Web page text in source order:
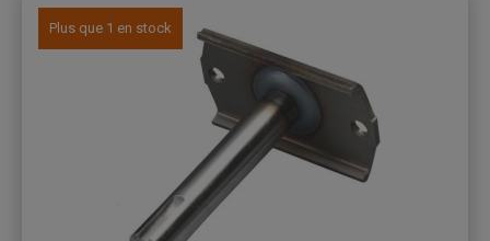
Plus que 1 en stock